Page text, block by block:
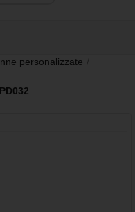
personalizzate